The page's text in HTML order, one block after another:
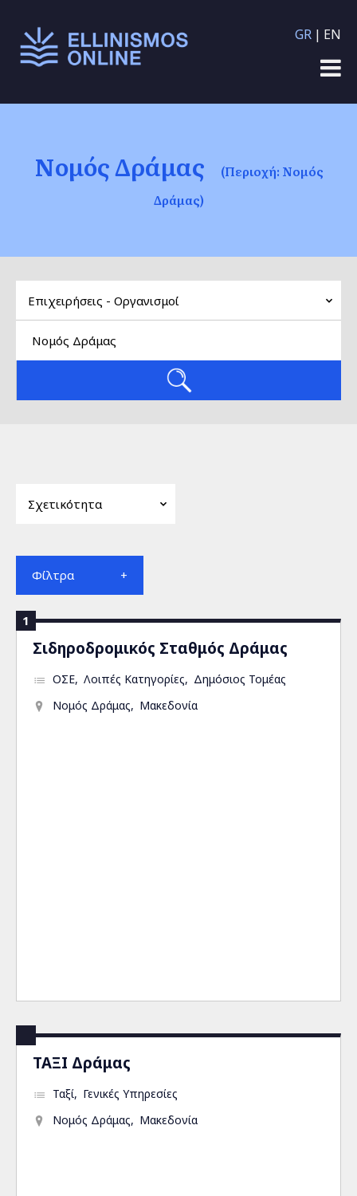
κυρίως περιεχόμενο
GR EN
Νομός Δράμας
(Περιοχή: Νομός
Δράμας)
Φίλτρα
1
Σιδηροδρομικός Σταθμός Δράμας
ΟΣΕ Λοιπές Κατηγορίες
Δημόσιος Τομέας
Νομός Δράμας
Μακεδονία
ΤΑΞΙ Δράμας
Ταξί
Γενικές Υπηρεσίες
Νομός Δράμας
Μακεδονία